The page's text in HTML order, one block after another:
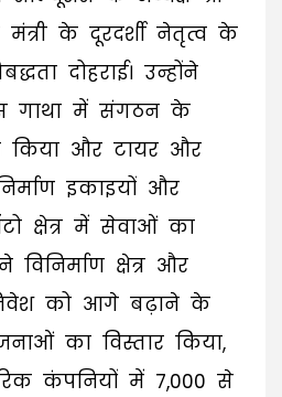
के दूरदर्शी नेतृत्व के
दोहराई। उन्होंने
गाथा में संगठन के
किया और टायर और
इकाइयों और
क्षेत्र में सेवाओं का
विनिर्माण क्षेत्र और
को आगे बढ़ाने के
का विस्तार किया,
कंपनियों में 7,000 से